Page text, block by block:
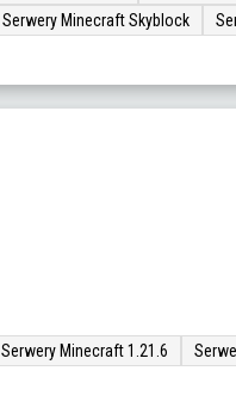
Serwery Minecraft Skyblock
Serwery Minecraft 1.21.6